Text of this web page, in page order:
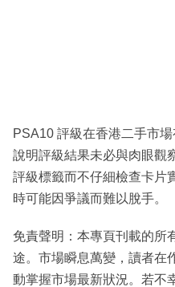
PSA10 評級在香港二手市
說明評級結果未必與肉眼觀
評級標籤而不仔細檢查卡片
時可能因爭議而難以脫手。
免責聲明：本專頁刊載的所
途。市場瞬息萬變，讀者在
動掌握市場最新狀況。若不